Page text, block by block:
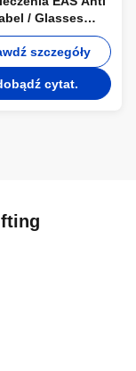
/ Glasses
niestandardowe
ochrony
szczegóły
cytat.